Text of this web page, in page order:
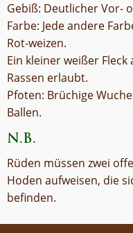
Gebiß: Deutlicher Vor-
Farbe: Jede andere
Rot-weizen.
Ein kleiner weißer
Rassen erlaubt.
Pfoten: Brüchige
Ballen.
N.B.
Rüden müssen zwei
Hoden aufweisen, die
befinden.